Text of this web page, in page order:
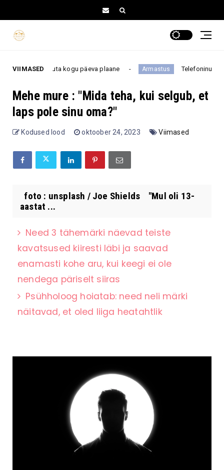
VIIMASED
muuta kogu päeva plaane Armastus Telefoninumber pole
Mehe mure : "Mida teha, kui selgub, et
laps pole sinu oma?"
Kodused lood oktoober 24, 2023 Viimased
foto : unsplash / Joe Shields "Mul oli 13-
aastat ...
Need 3 tähemärki näevad teiste
kavatsused kiiresti läbi ja saavad
enamasti kohe aru, kui keegi ei ole
nendega päriselt siiras
Psühholoog hoiatab: need neli märki
näitavad, et oled liiga heatahtlik